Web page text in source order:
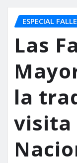
ESPECIAL
Las
la
visita